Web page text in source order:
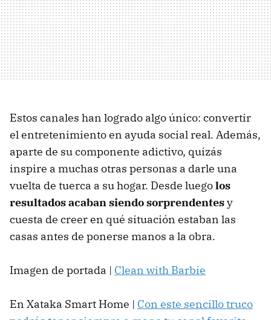
Estos canales han logrado algo único: convertir
el entretenimiento en ayuda social real. Además,
aparte de su componente adictivo, quizás
inspire a muchas otras personas a darle una
vuelta de tuerca a su hogar. Desde luegolos
resultados acaban siendo sorprendentesy
cuesta de creer en qué situación estaban las
casas antes de ponerse manos a la obra.
Imagen de portada | Clean with Barbie
En Xataka Smart Home | Con este sencillo truco